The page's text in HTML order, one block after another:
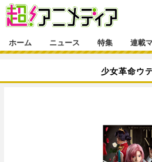
ホーム ニュース 特集 連載
少女革命ウ